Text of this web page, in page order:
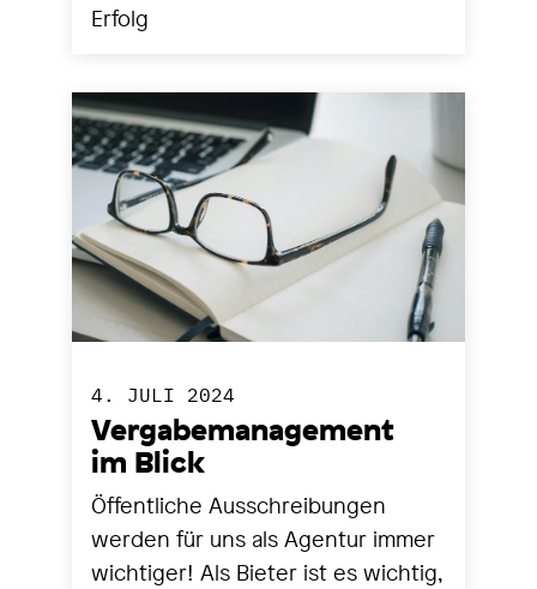
Erfolg
4. JULI 2024
Vergabemanagement
im Blick
Öffentliche Ausschreibungen
werden für uns als Agentur immer
wichtiger! Als Bieter ist es wichtig,